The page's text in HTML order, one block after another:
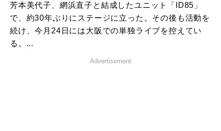
芳本美代子、網浜直子と結成したユニット「ID85」
で、約30年ぶりにステージに立った。その後も活動を
続け、今月24日には大阪での単独ライブを控えてい
る。...
Advertisement